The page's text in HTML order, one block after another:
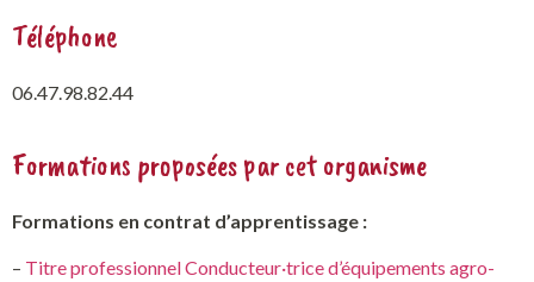
Téléphone
06.47.98.82.44
Formations proposées par cet organisme
Formations en contrat d’apprentissage :
– Titre professionnel Conducteur·trice d’équipements agro-